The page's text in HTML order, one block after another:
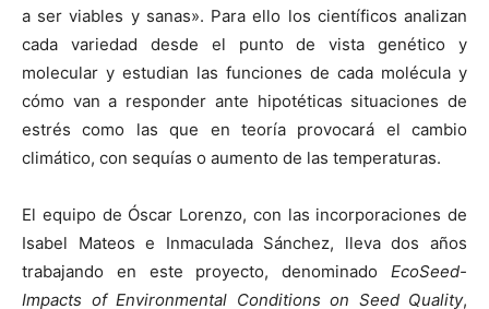
a ser viables y sanas». Para ello los científicos analizan
cada variedad desde el punto de vista genético y
molecular y estudian las funciones de cada molécula y
cómo van a responder ante hipotéticas situaciones de
estrés como las que en teoría provocará el cambio
climático, con sequías o aumento de las temperaturas.
El equipo de Óscar Lorenzo, con las incorporaciones de
Isabel Mateos e Inmaculada Sánchez, lleva dos años
trabajando en este proyecto, denominado EcoSeed-
Impacts of Environmental Conditions on Seed Quality,